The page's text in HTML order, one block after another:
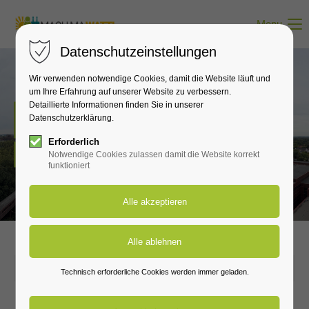
Menu
Neuigkeiten
Hier erfährst du alles zu den wichtigsten Neuigkeiten.
2026-07-08 16:45
Datenschutzeinstellungen
Wir verwenden notwendige Cookies, damit die Website läuft und
um Ihre Erfahrung auf unserer Website zu verbessern.
Detaillierte Informationen finden Sie in unserer
Datenschutzerklärung.
Erforderlich
Notwendige Cookies zulassen damit die Website korrekt
funktioniert
Technisch erforderliche Cookies werden immer geladen.